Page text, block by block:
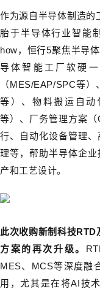
作为源自半导体制造的
胎于半导体行业智能
how，恒行5聚焦半导
导体智能工厂软硬
（MES/EAP/SPC等） 、
等） 、物料搬运自动
等）、 厂务管理方案
行、自动化设备管理
理等，帮助半导体企
产和工艺设计。
此次收购新制科技
方案的再次升级。
MES、MCS等深度融
用，尤其是在将AI技